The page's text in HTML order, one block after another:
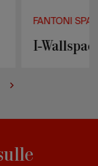
FANTONI SPA
I-